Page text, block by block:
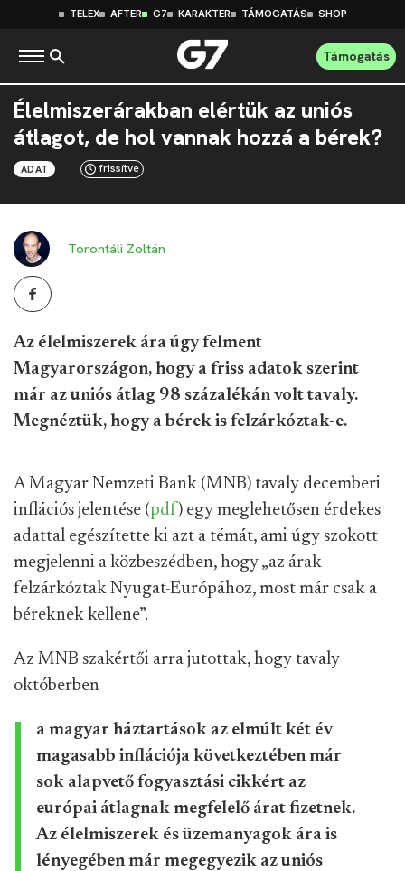
TELEX AFTER G7 KARAKTER TÁMOGATÁS SHOP
Támogatás
Élelmiszerárakban elértük az uniós
átlagot, de hol vannak hozzá a bérek?
ADAT frissítve
Torontáli Zoltán
Az élelmiszerek ára úgy felment
Magyarországon, hogy a friss adatok szerint
már az uniós átlag 98 százalékán volt tavaly.
Megnéztük, hogy a bérek is felzárkóztak-e.
A Magyar Nemzeti Bank (MNB) tavaly decemberi
inflációs jelentése (pdf) egy meglehetősen érdekes
adattal egészítette ki azt a témát, ami úgy szokott
megjelenni a közbeszédben, hogy „az árak
felzárkóztak Nyugat-Európához, most már csak a
béreknek kellene”.
Az MNB szakértői arra jutottak, hogy tavaly
októberben
a magyar háztartások az elmúlt két év
magasabb inflációja következtében már
sok alapvető fogyasztási cikkért az
európai átlagnak megfelelő árat fizetnek.
Az élelmiszerek és üzemanyagok ára is
lényegében már megegyezik az uniós